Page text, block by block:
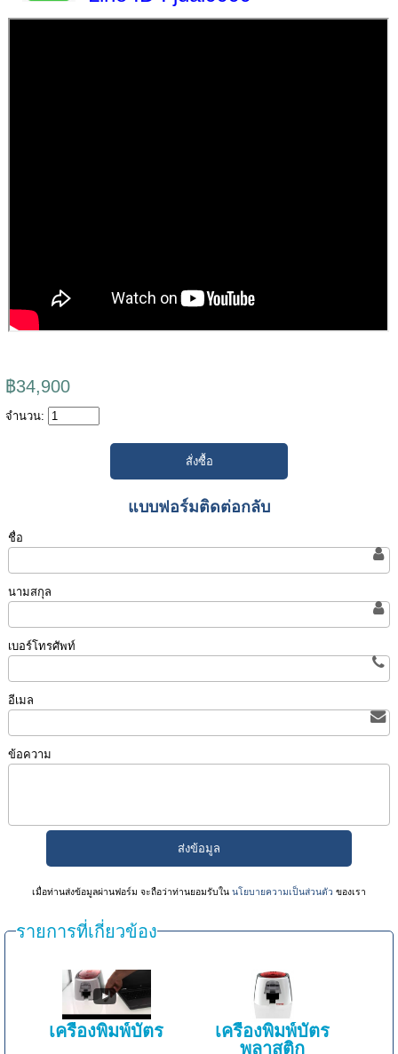
฿34,900
จำนวน:
แบบฟอร์มติดต่อกลับ
ชื่อ
นามสกุล
เบอร์โทรศัพท์
อีเมล
ข้อความ
เมื่อท่านส่งข้อมูลผ่านฟอร์ม จะถือว่าท่านยอมรับในนโยบายความเป็นส่วนตัว ของเรา
รายการที่เกี่ยวข้อง
เครื่องพิมพ์บัตร
เครื่องพิมพ์บัตร
พลาสติก